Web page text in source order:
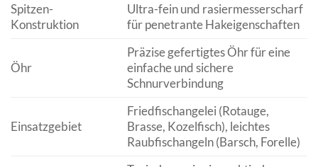
Spitzen-
Konstruktion
Ultra-fein und rasiermesserscharf
für penetrante Hakeigenschaften
Öhr
Präzise gefertigtes Öhr für eine
einfache und sichere
Schnurverbindung
Einsatzgebiet
Friedfischangelei (Rotauge,
Brasse, Kozelfisch), leichtes
Raubfischangeln (Barsch, Forelle)